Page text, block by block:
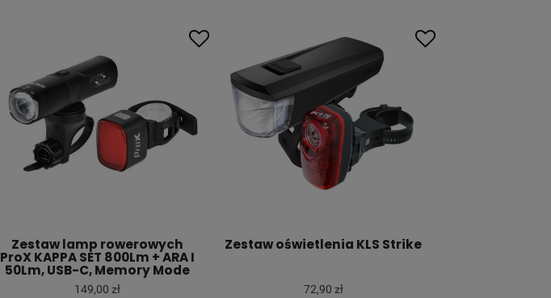
Zestaw lamp rowerowych
ProX KAPPA SET 800Lm + ARA I
50Lm, USB-C, Memory Mode
149,00 zł
Zestaw oświetlenia KLS Strike
72,90 zł